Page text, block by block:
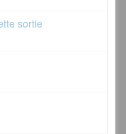
sortie